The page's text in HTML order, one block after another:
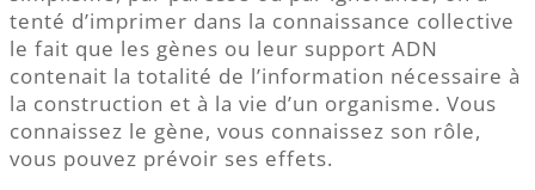
tenté d’imprimer dans la connaissance collective
le fait que les gènes ou leur support ADN
contenait la totalité de l’information nécessaire à
la construction et à la vie d’un organisme. Vous
connaissez le gène, vous connaissez son rôle,
vous pouvez prévoir ses effets.